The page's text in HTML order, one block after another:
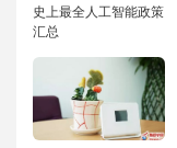
史上最全人工智能政策
汇总